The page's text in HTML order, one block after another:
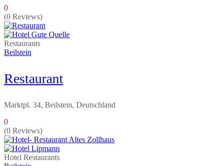
0
(0 Reviews)
Restaurants
Beilstein
Restaurant
Marktpl. 34, Beilstein, Deutschland
0
(0 Reviews)
Hotel Restaurants